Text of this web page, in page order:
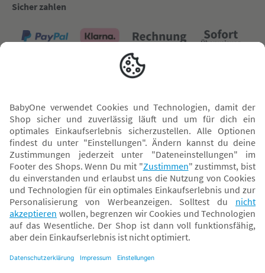
Sicher zahlen
Versand mit
* Alle Preise inkl. MwSt. und ggf. zzgl.Versandkosten. Der dargestellte Preis gilt -
abhängig von der von dir gewählten Option - im BabyOne-Onlineshop oder bei
Abholung in dem von dir gewählten BabyOne-Franchise-Betrieb. Der für den
Onlineshop geltende Preis stellt bei einem Verkauf durch unsere Franchise-
Nehmer eine unverbindliche Preisempfehlung dar. Der Verkaufspreis der
daher von dem Verkaufspreis im Onlineshop abweichen. Angaben zu